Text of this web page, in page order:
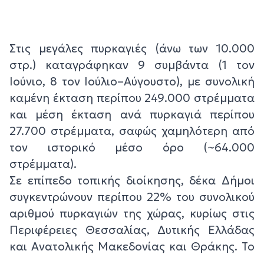
Στις μεγάλες πυρκαγιές (άνω των 10.000
στρ.) καταγράφηκαν 9 συμβάντα (1 τον
Ιούνιο, 8 τον Ιούλιο–Αύγουστο), με συνολική
καμένη έκταση περίπου 249.000 στρέμματα
και μέση έκταση ανά πυρκαγιά περίπου
27.700 στρέμματα, σαφώς χαμηλότερη από
τον ιστορικό μέσο όρο (~64.000
στρέμματα).
Σε επίπεδο τοπικής διοίκησης, δέκα Δήμοι
συγκεντρώνουν περίπου 22% του συνολικού
αριθμού πυρκαγιών της χώρας, κυρίως στις
Περιφέρειες Θεσσαλίας, Δυτικής Ελλάδας
και Ανατολικής Μακεδονίας και Θράκης. Το